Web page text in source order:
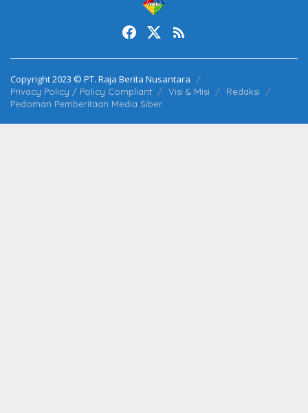
Copyright 2023 © PT. Raja Berita Nusantara
Privacy Policy / Policy Compliant Visi & Misi
Redaksi
Pedoman Pemberitaan Media Siber